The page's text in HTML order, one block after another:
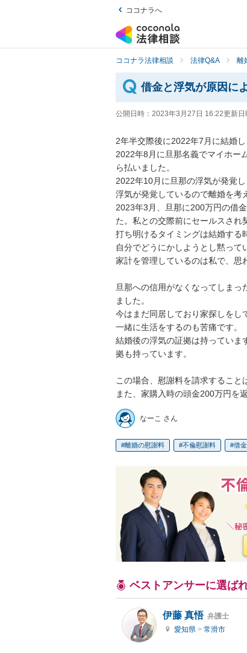
ココナラへ
ココナラ法律相談 法律Q&A 離
借金と浮気が原因に
公開日時： 2023年3月27日 16:22更新日
2年半交際後に2022年7月に結婚し
2022年8月に旦那名義でマイホー
ら払いました。
2022年10月に旦那の浮気が発覚
浮気が発覚しているので離婚を考
2023年3月、旦那に200万円の借
た。私との交際前にセールスされ
打ち明けるタイミングは結婚する
自分でどうにかしようとし黙って
家計を管理しているのは私で、思
旦那への信用がなくなってしまっ
ました。
今はまだ同居しており家探しをし
一緒に生活をするのも苦痛です。
結婚後の浮気の証拠は持っていま
拠も持っています。
この場合、慰謝料を請求すること
また、家購入時の頭金200万円を
なーこ さん
離婚の慰謝料 不倫慰謝料 借
ベストアンサーに選ば
伊藤 真悟 弁護士
愛知県 > 常滑市